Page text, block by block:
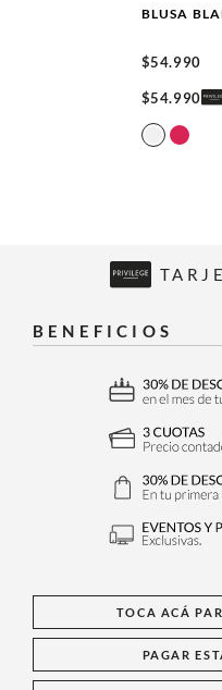
BLUSA
$54.990
$54.990
BENEFICIOS
TOCA ACÁ
PAGAR